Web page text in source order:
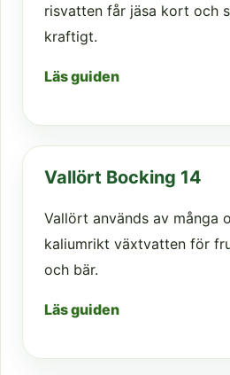
risvatten får jäsa kort och
kraftigt.
Läs guiden
Vallört Bocking 14
Vallört används av många
kaliumrikt växtvatten för
och bär.
Läs guiden